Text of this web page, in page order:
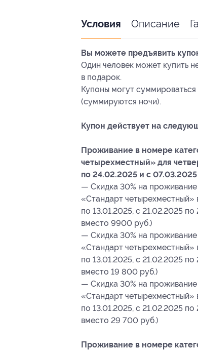
Условия Описание
Вы можете предъявить
Один человек может купить
в подарок.
Купоны могут
(суммируются ночи).
Купон действует на
Проживание в номере
четырехместный» для
по 24.02.2025 и с
— Скидка 30% на
«Стандарт четырехместный»
по 13.01.2025, с 21.02.2025
вместо 9900 руб.)
— Скидка 30% на
«Стандарт четырехместный»
по 13.01.2025, с 21.02.2025
вместо 19 800 руб.)
— Скидка 30% на
«Стандарт четырехместный»
по 13.01.2025, с 21.02.2025
вместо 29 700 руб.)
Проживание в номере